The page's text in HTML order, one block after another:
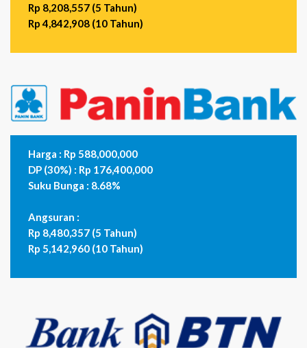
Rp 8,208,557 (5 Tahun)
Rp 4,842,908 (10 Tahun)
Harga : Rp 588,000,000
DP (30%) : Rp 176,400,000
Suku Bunga : 8.68%
Angsuran :
Rp 8,480,357 (5 Tahun)
Rp 5,142,960 (10 Tahun)